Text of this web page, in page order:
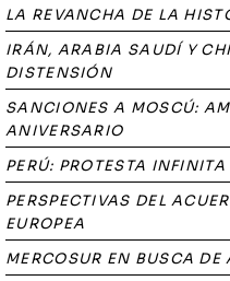
LA REVANCHA DE LA
IRÁN, ARABIA SAUDÍ Y
DISTENSIÓN
SANCIONES A MOSCÚ:
ANIVERSARIO
PERÚ: PROTESTA
PERSPECTIVAS DEL
EUROPEA
MERCOSUR EN BUSCA DE